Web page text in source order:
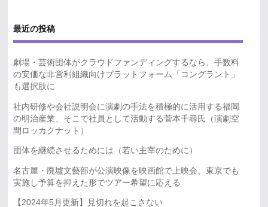
最近の投稿
劇場・芸術団体がクラウドファンディングするなら、手数料
の安価な非営利組織向けプラットフォーム「コングラント」
も選択肢に
社内研修や会社説明会に演劇の手法を積極的に活用する福岡
の明治産業、そこで社員として活動する菅本千尋氏（演劇空
間ロッカクナット）
団体を継続させるためには（若い主宰のために）
名古屋・廃墟文藝部が公演映像を映画館で上映会、東京でも
実施し予算を抑えた形でツアー希望に応える
【2024年5月更新】見切れを起こさない